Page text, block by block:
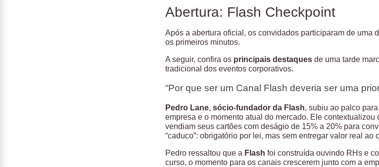
Abertura: Flash Checkpoint
Após a abertura oficial, os convidados participaram de uma
os primeiros minutos.
A seguir, confira os principais destaques de uma tarde
tradicional dos eventos corporativos.
“Por que ser um Canal Flash deveria ser uma
Pedro Lane, sócio-fundador da Flash, subiu ao palco
empresa e o momento atual do mercado. Ele contextualizou
vendiam seus cartões com deságio de 15% a 20% para
“caduco”: obrigatório por lei, mas sem entregar valor real ao
Pedro ressaltou que a Flash foi construída ouvindo RHs e
curso, o momento para os canais crescerem junto com a